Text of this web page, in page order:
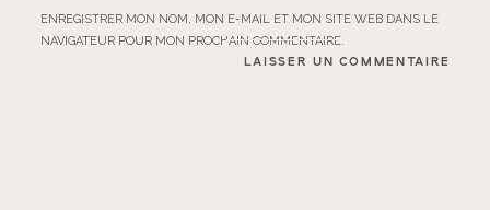
ENREGISTRER MON NOM, MON E-MAIL ET MON SITE WEB DANS LE
NAVIGATEUR POUR MON PROCHAIN COMMENTAIRE.